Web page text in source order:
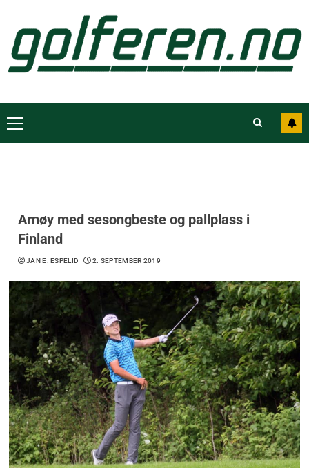
Arnøy med sesongbeste og pallplass i
Finland
JAN E. ESPELID 2. SEPTEMBER 2019